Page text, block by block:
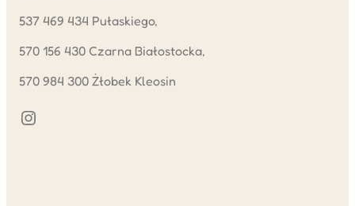
537 469 434 Pułaskiego,
570 156 430 Czarna Białostocka,
570 984 300 Żłobek Kleosin
Instagram